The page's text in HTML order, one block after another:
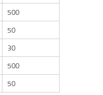
500
50
30
500
50